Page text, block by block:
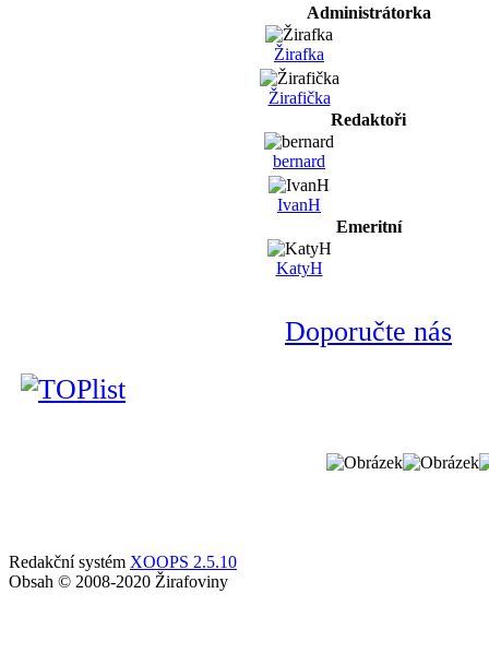
Administrátorka
Žirafka
Žirafička
Redaktoři
bernard
IvanH
Emeritní
KatyH
Doporučte nás
Redakční systém XOOPS 2.5.10
Obsah © 2008-2020 Žirafoviny